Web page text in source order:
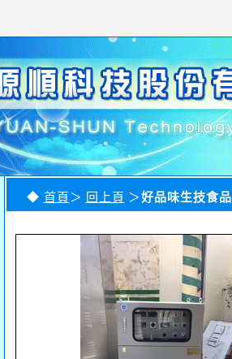
◆ 首頁 ＞ 回上頁 ＞好品味生技食品